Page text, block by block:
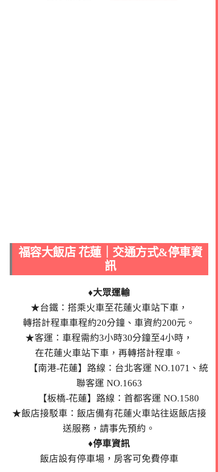
福容大飯店 花蓮｜交通方式&停車資
訊
♦大眾運輸
★台鐵：搭乘火車至花蓮火車站下車，
轉搭計程車車程約20分鐘、車資約200元。
★客運：車程需約3小時30分鐘至4小時，
在花蓮火車站下車，再轉搭計程車。
【南港-花蓮】路線：台北客運 NO.1071、統
聯客運 NO.1663
【板橋-花蓮】路線：首都客運 NO.1580
★飯店接駁車：飯店備有花蓮火車站往返飯店接
送服務，請事先預約。
♦停車資訊
飯店設有停車場，房客可免費停車